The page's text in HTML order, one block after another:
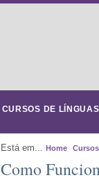
CURSOS DE LÍNGUAS
Está em... Home
Como